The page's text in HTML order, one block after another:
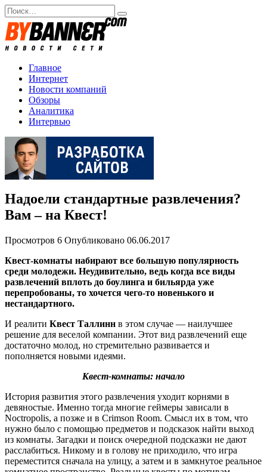
Перейти
к
содержанию
Search
for:
Главное
Интернет
Новости компаний
Обзоры
Аналитика
Интервью
Надоели стандартные развлечения?
Вам – на Квест!
Просмотров 6 Опубликовано 06.06.2017
Квест-комнаты набирают все большую популярность
среди молодежи. Неудивительно, ведь когда все виды
развлечений вплоть до боулинга и бильярда уже
перепробованы, то хочется чего-то новенького и
нестандартного.
И реалити Квест Таллинн в этом случае — наилучшее
решение для веселой компании. Этот вид развлечений еще
достаточно молод, но стремительно развивается и
пополняется новыми идеями.
Квест-комнаты: начало
История развития этого развлечения уходит корнями в
девяностые. Именно тогда многие геймеры зависали в
Noctropolis, а позже и в Crimson Room. Смысл их в том, что
нужно было с помощью предметов и подсказок найти выход
из комнаты. Загадки и поиск очередной подсказки не дают
расслабиться. Никому и в голову не приходило, что игра
переместится сначала на улицу, а затем и в замкнутое реальное